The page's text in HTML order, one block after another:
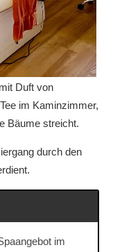
Duft von
im Kaminzimmer,
Bäume streicht.
durch den
im